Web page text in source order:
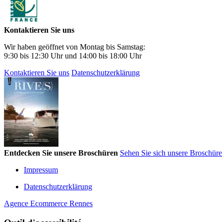
Kontaktieren Sie uns
Wir haben geöffnet von Montag bis Samstag:
9:30 bis 12:30 Uhr und 14:00 bis 18:00 Uhr
Kontaktieren Sie uns Datenschutzerklärung
Entdecken Sie unsere Broschüren Sehen Sie sich unsere
Impressum
Datenschutzerklärung
Agence Ecommerce Rennes